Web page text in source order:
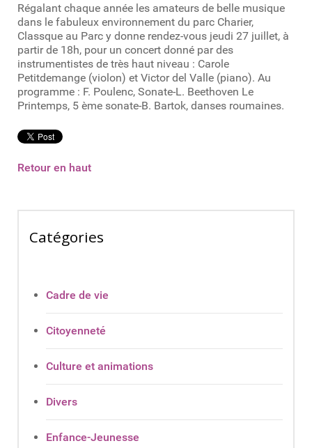
Régalant chaque année les amateurs de belle musique
dans le fabuleux environnement du parc Charier,
Classque au Parc y donne rendez-vous jeudi 27 juillet, à
partir de 18h, pour un concert donné par des
instrumentistes de très haut niveau : Carole
Petitdemange (violon) et Victor del Valle (piano). Au
programme : F. Poulenc, Sonate-L. Beethoven Le
Printemps, 5 ème sonate-B. Bartok, danses roumaines.
Retour en haut
Catégories
Cadre de vie
Citoyenneté
Culture et animations
Divers
Enfance-Jeunesse